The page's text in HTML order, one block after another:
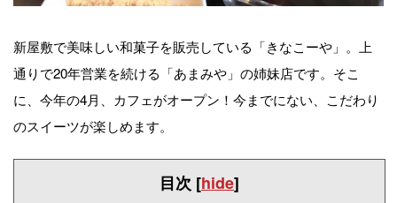
新屋敷で美味しい和菓子を販売している「きなこーや」。上
通りで20年営業を続ける「あまみや」の姉妹店です。そこ
に、今年の4月、カフェがオープン！今までにない、こだわり
のスイーツが楽しめます。
目次 [hide]